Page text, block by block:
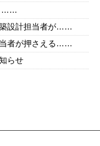
……
設計担当者が……
者が押さえる……
らせ